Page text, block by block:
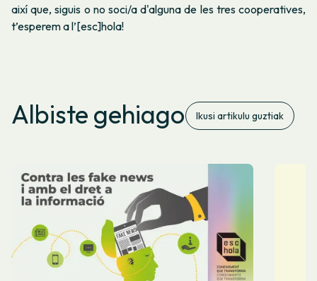
així que, siguis o no soci/a d'alguna de les tres cooperatives,
t’esperem a l’[esc]hola!
Albiste gehiago Ikusi artikulu guztiak